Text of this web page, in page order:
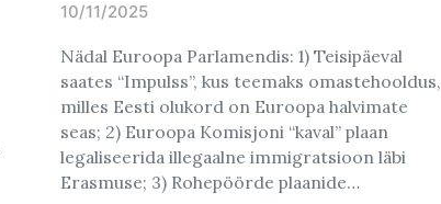
Posted on
10/11/2025
Nädal Euroopa Parlamendis: 1) Teisipäeval
saates “Impulss”, kus teemaks omastehooldus,
milles Eesti olukord on Euroopa halvimate
seas; 2) Euroopa Komisjoni “kaval” plaan
legaliseerida illegaalne immigratsioon läbi
Erasmuse; 3) Rohepöörde plaanide…